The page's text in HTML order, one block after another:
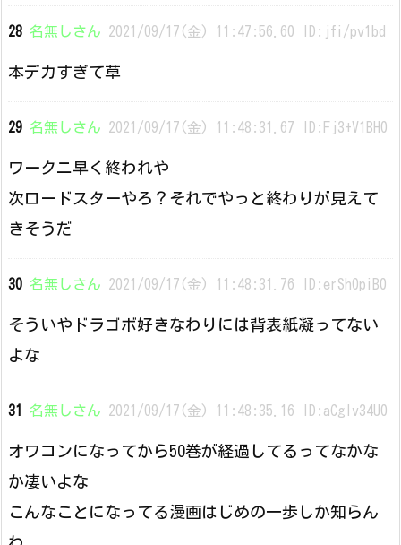
28 名無しさん 2021/09/17(金) 11:47:56.60 ID:jfi/pv1bd
本デカすぎて草
29 名無しさん 2021/09/17(金) 11:48:31.67 ID:Fj3+V1BH0
ワークニ早く終われや
次ロードスターやろ？それでやっと終わりが見えて
きそうだ
30 名無しさん 2021/09/17(金) 11:48:31.76 ID:erSh0piB0
そういやドラゴボ好きなわりには背表紙凝ってない
よな
31 名無しさん 2021/09/17(金) 11:48:35.16 ID:aCgIv34U0
オワコンになってから50巻が経過してるってなかな
か凄いよな
こんなことになってる漫画はじめの一歩しか知らん